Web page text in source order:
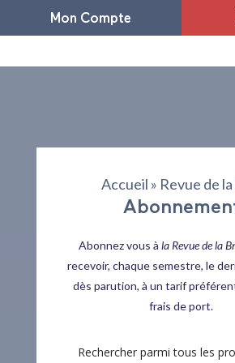
Mon Compte
Accueil » Revue de
Abonnez vous à la Revue de la
recevoir, chaque semestre, le
dès parution, à un tarif
frais de port.